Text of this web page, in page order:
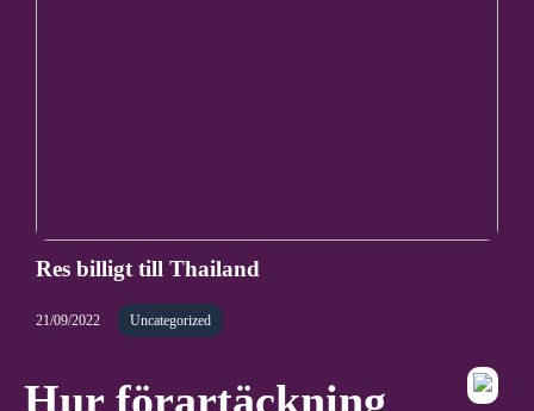
Res billigt till Thailand
21/09/2022 Uncategorized
Hur förartäckning